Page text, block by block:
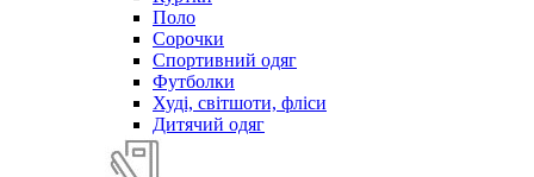
Поло
Сорочки
Спортивний одяг
Футболки
Худі, світшоти, фліси
Дитячий одяг